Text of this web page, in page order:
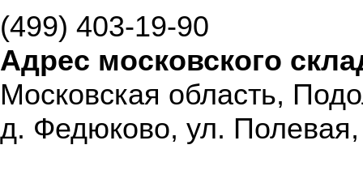
(499) 403-19-90
Адрес московского
Московская область,
д. Федюково, ул.